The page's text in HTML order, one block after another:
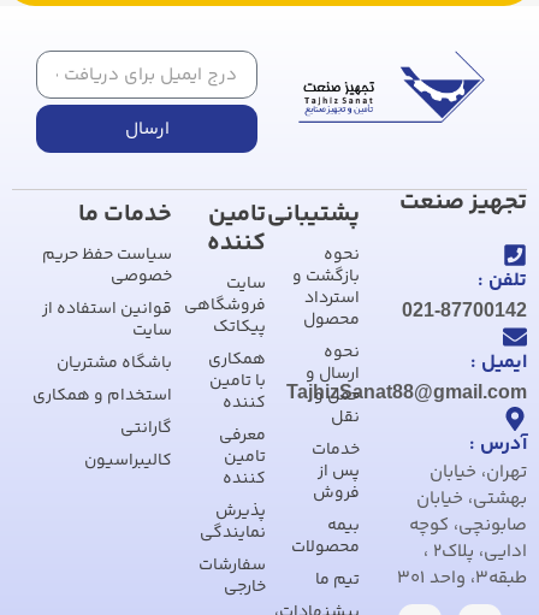
ارسال
تجهیز صنعت
تلفن :
021-87700142
ایمیل :
TajhizSanat88@gmail.com
آدرس :
تهران، خیابان
بهشتی، خیابان
صابونچی، کوچه
ادایی، پلاک2 ،
طبقه3، واحد 301
پشتیبانی
نحوه
بازگشت و
استرداد
محصول
نحوه
ارسال و
حمل و
نقل
خدمات
پس از
فروش
بیمه
محصولات
تیم ما
تامین
کننده
سایت
فروشگاهی
پیکاتک
همکاری
با تامین
کننده
معرفی
تامین
کننده
پذیرش
نمایندگی
سفارشات
خارجی
خدمات ما
سیاست حفظ حریم
خصوصی
قوانین استفاده از
سایت
باشگاه مشتریان
استخدام و همکاری
گارانتی
کالیبراسیون